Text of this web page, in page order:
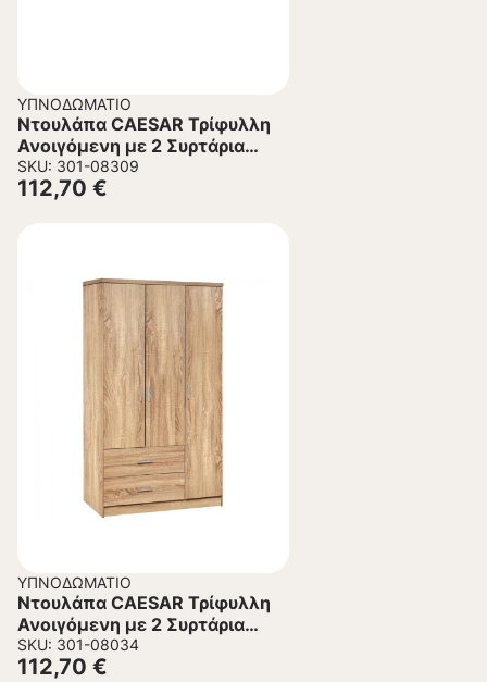
ΥΠΝΟΔΩΜΆΤΙΟ
Ντουλάπα CAESAR Τρίφυλλη
Ανοιγόμενη με 2 Συρτάρια
Λευκή 89×42,5×181 εκ.
SKU: 301-08309
112,70 €
ΥΠΝΟΔΩΜΆΤΙΟ
Ντουλάπα CAESAR Τρίφυλλη
Ανοιγόμενη με 2 Συρτάρια
Sonama 89×42,5×181 εκ.
SKU: 301-08034
112,70 €